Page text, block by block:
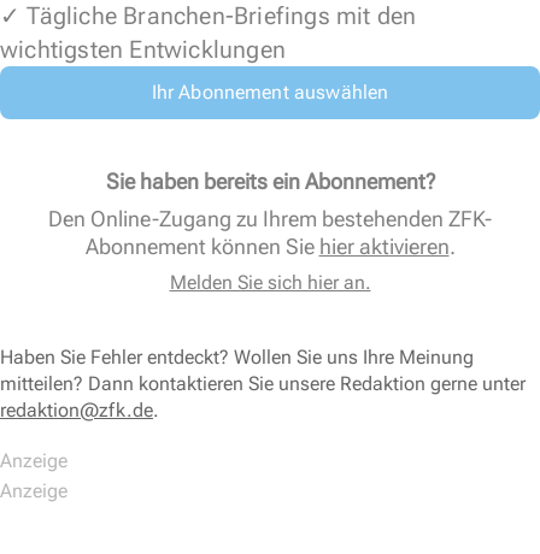
✓ Tägliche Branchen-Briefings mit den
wichtigsten Entwicklungen
Ihr Abonnement auswählen
Sie haben bereits ein Abonnement?
Den Online-Zugang zu Ihrem bestehenden ZFK-
Abonnement können Sie hier aktivieren.
Melden Sie sich hier an.
Haben Sie Fehler entdeckt? Wollen Sie uns Ihre Meinung
mitteilen? Dann kontaktieren Sie unsere Redaktion gerne unter
redaktion@zfk.de.